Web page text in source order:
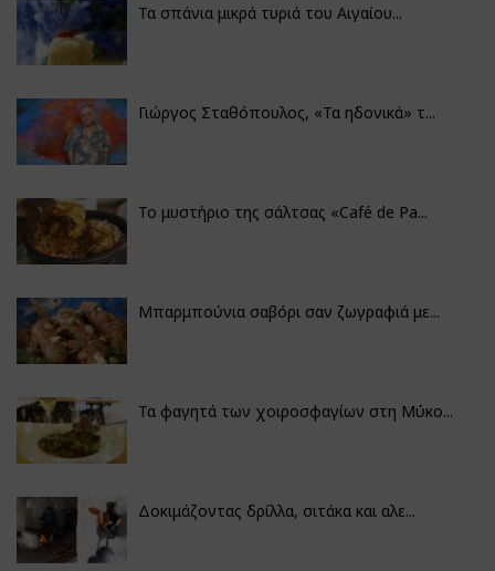
Τα σπάνια μικρά τυριά του Αιγαίου...
Γιώργος Σταθόπουλος, «Τα ηδονικά» τ...
Το μυστήριο της σάλτσας «Café de Pa...
Μπαρμπούνια σαβόρι σαν ζωγραφιά με...
Τα φαγητά των χοιροσφαγίων στη Μύκο...
Δοκιμάζοντας δρίλλα, σιτάκα και αλε...